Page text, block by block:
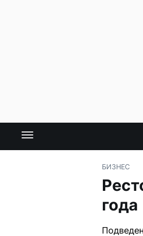
БИЗНЕС
года